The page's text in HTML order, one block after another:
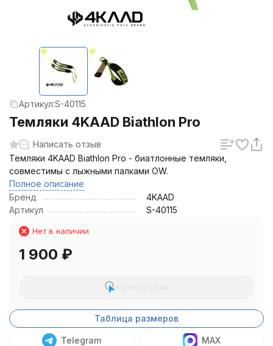
Артикул:S-40115
Темляки 4KAAD Biathlon Pro
Написать отзыв
Темляки 4KAAD Biathlon Pro - биатлонные темляки,
совместимы с лыжными палками OW.
Полное описание
Бренд
4KAAD
Артикул
S-40115
Нет в наличии
1 900 ₽
Таблица размеров
Telegram MAX